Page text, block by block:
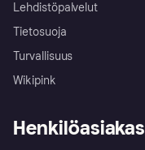
Lehdistöpalvelut
Tietosuoja
Turvallisuus
Wikipink
Henkilöasiakas